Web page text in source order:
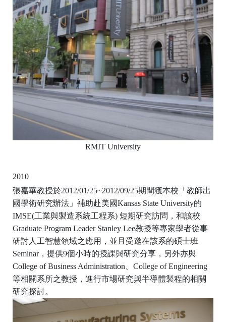
RMIT University
2010
張嘉華教授於2012/01/25~2012/09/25期間獲本校「教師出
國學術研究辦法」補助赴美國Kansas State University的
IMSE(工業與製造系統工程系) 短期研究訪問，和該校
Graduate Program Leader Stanley Lee教授等專家學者從事
研討人工智慧領域之應用，並且受邀在該系的碩士班
Seminar，提供9個小時的授課與研究分享，另外亦與
College of Business Administration、College of Engineering
等相關系所之教授，進行市場研究與半導體製程的相關
研究探討。